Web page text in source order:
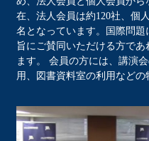
在、法人会員は約120社、個
名となっています。国際問
旨にご賛同いただける方で
ます。 会員の方には、講演
用、図書資料室の利用などの